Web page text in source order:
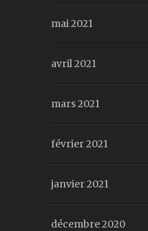
mai 2021
avril 2021
mars 2021
février 2021
janvier 2021
décembre 2020